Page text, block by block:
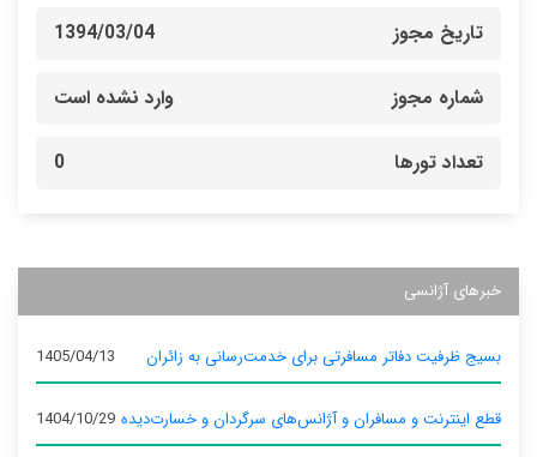
تاریخ مجوز 1394/03/04
شماره مجوز وارد نشده است
تعداد تورها 0
خبرهای آژانسی
بسیج ظرفیت دفاتر مسافرتی برای خدمت‌رسانی به زائران 1405/04/13
قطع اینترنت و مسافران و آژانس‌های سرگردان و خسارت‌دیده 1404/10/29